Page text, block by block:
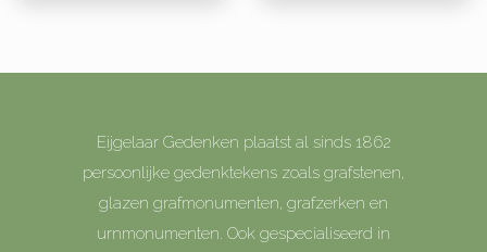
Eijgelaar Gedenken plaatst al sinds 1862
persoonlijke gedenktekens zoals grafstenen,
glazen grafmonumenten, grafzerken en
urnmonumenten. Ook gespecialiseerd in